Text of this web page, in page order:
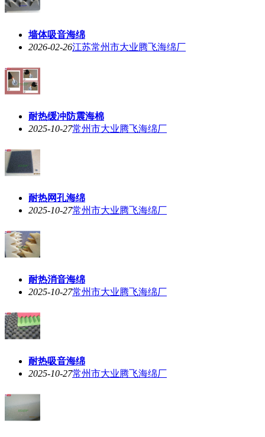
墙体吸音海绵
2026-02-26江苏常州市大业腾飞海绵厂
耐热缓冲防震海棉
2025-10-27常州市大业腾飞海绵厂
耐热网孔海绵
2025-10-27常州市大业腾飞海绵厂
耐热消音海绵
2025-10-27常州市大业腾飞海绵厂
耐热吸音海绵
2025-10-27常州市大业腾飞海绵厂